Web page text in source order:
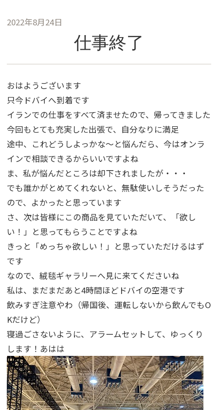
2022年8月24日
仕事終了
おはようございます
只今ドバイへ到着です
イランでの仕事をすべて済ませたので、帰ってきました
今回もとても充実した出張で、自分なりに満足
途中、これどうしよっかな～と悩んだら、今はオンラ
インで相談できるからいいですよね
ま、私が悩んだところは却下されましたが・・・
でも誰かがとめてくれないと、無駄使いしそうだった
ので、よかったと思っています
さ、次は皆様にこの商品を見ていただいて、「欲し
い！」と思ってもらうことですよね
きっと「めっちゃ欲しい！」と思っていただけるはず
です
なので、絨毯ギャラリーへ見に来てくださいね
私は、まだまだあと4時間ほどドバイの空港です
飲みすぎ注意やわ（帰国後、運転しないから飲んでもO
Kだけど）
寝過ごさないように、アラームセットして、ゆっくり
します！あはは